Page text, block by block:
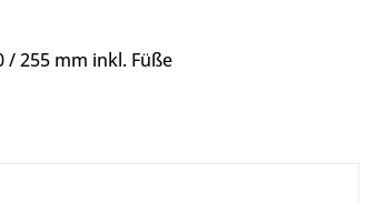
/ 255 mm inkl. Füße